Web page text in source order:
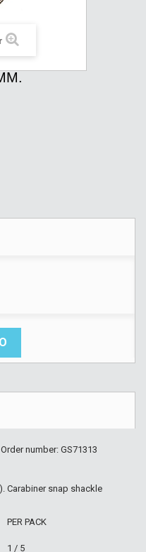
number: GS71313
Carabiner snap shackle
PER PACK
1 / 5